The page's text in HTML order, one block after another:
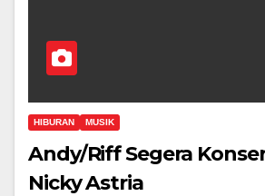
HIBURAN MUSIK
Andy/Riff Segera
Nicky Astria